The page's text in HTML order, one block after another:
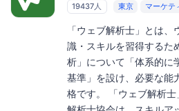
19437人 東京 マーケテ
「ウェブ解析士」とは
識・スキルを習得するた
析」について「体系的に
基準」を設け、必要な能
格です。 「ウェブ解析